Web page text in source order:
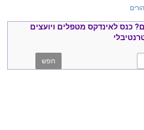
כנס לאינדקס מטפלים ויועצים